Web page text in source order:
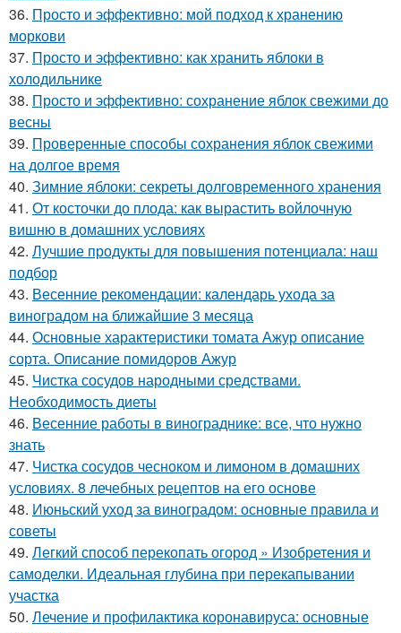
36. Просто и эффективно: мой подход к хранению
моркови
37. Просто и эффективно: как хранить яблоки в
холодильнике
38. Просто и эффективно: сохранение яблок свежими до
весны
39. Проверенные способы сохранения яблок свежими
на долгое время
40. Зимние яблоки: секреты долговременного хранения
41. От косточки до плода: как вырастить войлочную
вишню в домашних условиях
42. Лучшие продукты для повышения потенциала: наш
подбор
43. Весенние рекомендации: календарь ухода за
виноградом на ближайшие 3 месяца
44. Основные характеристики томата Ажур описание
сорта. Описание помидоров Ажур
45. Чистка сосудов народными средствами.
Необходимость диеты
46. Весенние работы в винограднике: все, что нужно
знать
47. Чистка сосудов чесноком и лимоном в домашних
условиях. 8 лечебных рецептов на его основе
48. Июньский уход за виноградом: основные правила и
советы
49. Легкий способ перекопать огород » Изобретения и
самоделки. Идеальная глубина при перекапывании
участка
50. Лечение и профилактика коронавируса: основные